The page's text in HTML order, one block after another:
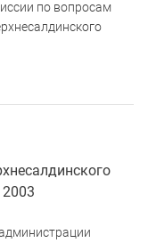
по вопросам